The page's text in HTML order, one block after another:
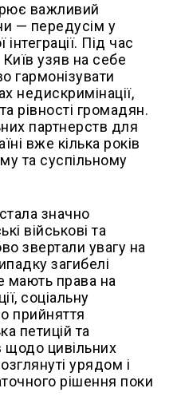
важливий
— передусім у
Під час
узяв на себе
гармонізувати
недискримінації,
рівності громадян.
партнерств для
вже кілька років
та суспільному
значно
військові та
звертали увагу на
загибелі
мають права на
соціальну
прийняття
петицій та
щодо цивільних
урядом і
рішення поки